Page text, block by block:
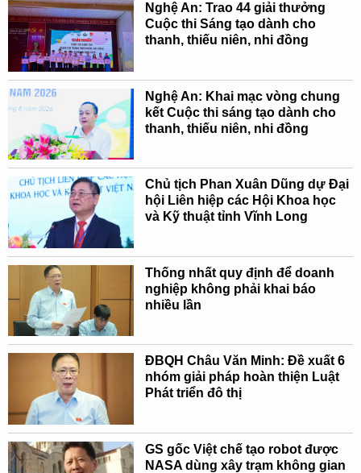
Nghệ An: Trao 44 giải thưởng
Cuộc thi Sáng tạo dành cho
thanh, thiếu niên, nhi đồng
Nghệ An: Khai mạc vòng chung
kết Cuộc thi sáng tạo dành cho
thanh, thiếu niên, nhi đồng
Chủ tịch Phan Xuân Dũng dự Đại
hội Liên hiệp các Hội Khoa học
và Kỹ thuật tỉnh Vĩnh Long
Thống nhất quy định để doanh
nghiệp không phải khai báo
nhiều lần
ĐBQH Châu Văn Minh: Đề xuất 6
nhóm giải pháp hoàn thiện Luật
Phát triển đô thị
GS gốc Việt chế tạo robot được
NASA dùng xây trạm không gian